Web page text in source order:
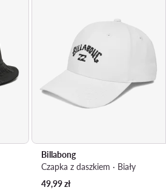
Billabong
Czapka z daszkiem · Biały
49,99zł